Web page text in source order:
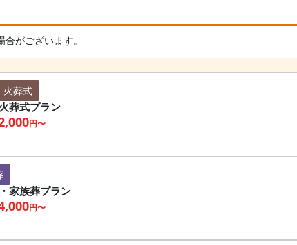
がございます。
火葬式
葬式プラン
円〜
家族葬プラン
円〜